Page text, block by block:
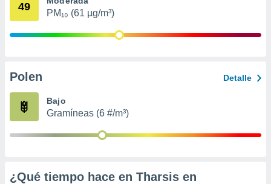
publicidad
de
1199
49
PM₁₀ (61 µg/m³)
Polen Detalle
Bajo
Gramíneas (6 #/m³)
¿Qué tiempo hace en Tharsis en